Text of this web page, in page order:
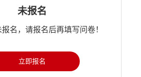
未报名
名，请报名后再填写问卷！
立即报名